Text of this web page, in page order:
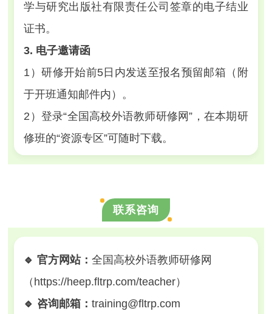
学与研究出版社有限责任公司签章的电子结业
证书。
3. 电子邀请函
1）研修开始前5日内发送至报名预留邮箱（附
于开班通知邮件内）。
2）登录“全国高校外语教师研修网”，在本期研
修班的“资源专区”可随时下载。
联系咨询
🔹 官方网站：全国高校外语教师研修网
（https://heep.fltrp.com/teacher）
🔹 咨询邮箱：training@fltrp.com